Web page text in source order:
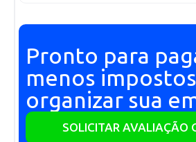
Pronto para
menos
organizar sua
SOLICITAR AVALIAÇÃO